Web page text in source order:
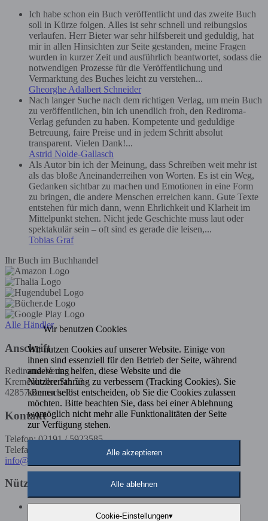
Ich habe schon ein Buch veröffentlicht und das zweite Buch
soll in Kürze folgen. Alles ist sehr schnell und reibungslos
verlaufen. Herr Bieter war sehr hilfsbereit und geduldig, hat
mir in allen Hinsichten zur Seite gestanden, meine Fragen
wurden in kurzer Zeit und ausführlich beantwortet, sodass die
notwendigen Prozesse für die Veröffentlichung und
Vermarktung des Buches leicht zu verstehen...
Gheorghe Adalbert Schneider
Nach langer Suche nach dem richtigen Verlag, um mein Buch
zu veröffentlichen, bin ich unendlich froh, den Rediroma-
Verlag gefunden zu haben. Kompetente und geduldige
Betreuung, faire Preise und in jedem Schritt absolut
transparent. Vielen Dank!...
Astrid Nolde-Gallasch
Als Autor bin ich der Meinung, dass Schreiben weit mehr ist
als das bloße Aneinanderreihen von Worten. Es ist ein Weg,
Gedanken sichtbar zu machen und Emotionen in eine Form
zu bringen, die andere Menschen erreichen kann. Gute Texte
entstehen für mich dann, wenn Ehrlichkeit und Klarheit im
Mittelpunkt stehen. Nicht jede Geschichte muss laut oder
spektakulär sein – oft sind es gerade die leisen,...
Tobias Graf
Ihr Buch im Buchhandel
Alle Händler
Anschrift
Rediroma-Verlag
Kremenholler Str. 53
42857 Remscheid
Kontakt
Telefon: 02191 / 5923585
Telefax: 02191 / 5923586
info@rediroma-verlag.de
Nützliche Infos
Günstige Buchveröffentlichung
Wir benutzen Cookies
Wir nutzen Cookies auf unserer Website. Einige von
ihnen sind essenziell für den Betrieb der Seite, während
andere uns helfen, diese Website und die
Nutzererfahrung zu verbessern (Tracking Cookies). Sie
können selbst entscheiden, ob Sie die Cookies zulassen
möchten. Bitte beachten Sie, dass bei einer Ablehnung
womöglich nicht mehr alle Funktionalitäten der Seite
zur Verfügung stehen.
Alle akzeptieren
Alle ablehnen
Cookie-Einstellungen▾